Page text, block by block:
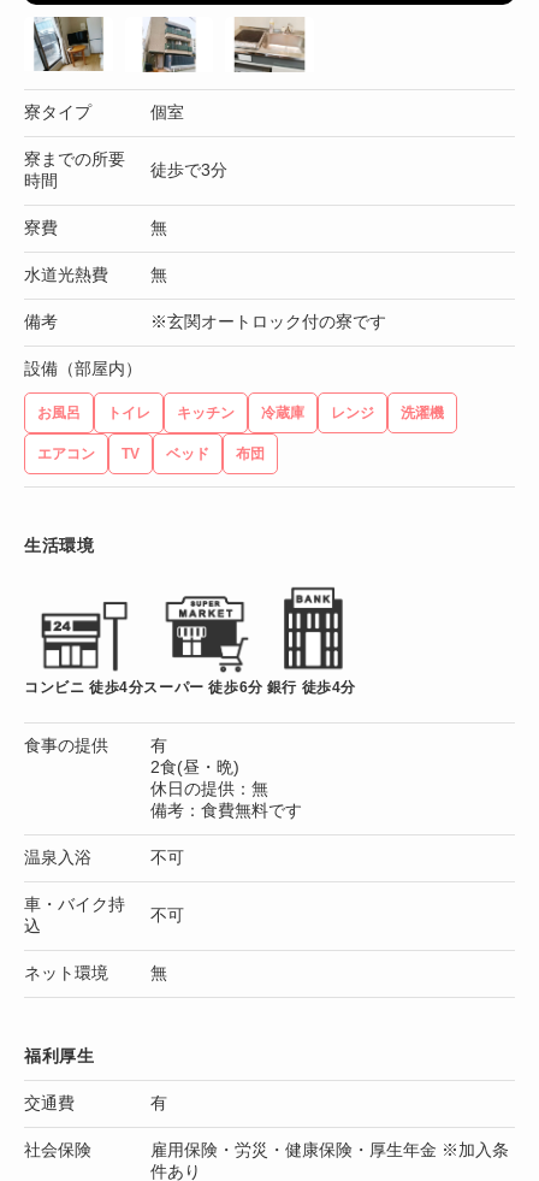
寮タイプ 個室
寮までの所要
時間
徒歩で3分
寮費 無
水道光熱費 無
備考 ※玄関オートロック付の寮です
設備（部屋内）
お風呂 トイレ キッチン 冷蔵庫 レンジ 洗濯機
エアコン TV ベッド 布団
生活環境
コンビニ 徒歩4分スーパー 徒歩6分 銀行 徒歩4分
食事の提供
有
2食(昼・晩)
休日の提供：無
備考：食費無料です
温泉入浴 不可
車・バイク持
込
不可
ネット環境 無
福利厚生
交通費 有
社会保険
雇用保険・労災・健康保険・厚生年金 ※加入条
件あり